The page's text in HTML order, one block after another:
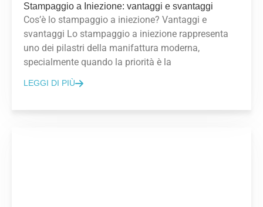
Stampaggio a Iniezione: vantaggi e svantaggi
Cos’è lo stampaggio a iniezione? Vantaggi e
svantaggi Lo stampaggio a iniezione rappresenta
uno dei pilastri della manifattura moderna,
specialmente quando la priorità è la
LEGGI DI PIÙ